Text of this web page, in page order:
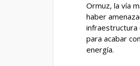
Ormuz, la vía
haber
infraestructura
para acabar
energía.